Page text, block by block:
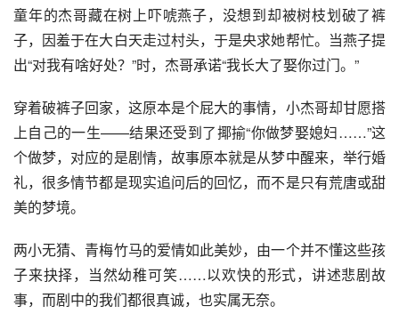
童年的杰哥藏在树上吓唬燕子，没想到却被树枝划破了裤
子，因羞于在大白天走过村头，于是央求她帮忙。当燕子提
出“对我有啥好处？”时，杰哥承诺“我长大了娶你过门。”
穿着破裤子回家，这原本是个屁大的事情，小杰哥却甘愿搭
上自己的一生——结果还受到了揶揄“你做梦娶媳妇……”这
个做梦，对应的是剧情，故事原本就是从梦中醒来，举行婚
礼，很多情节都是现实追问后的回忆，而不是只有荒唐或甜
美的梦境。
两小无猜、青梅竹马的爱情如此美妙，由一个并不懂这些孩
子来抉择，当然幼稚可笑……以欢快的形式，讲述悲剧故
事，而剧中的我们都很真诚，也实属无奈。